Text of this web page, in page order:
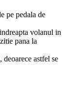
pe pedala de
volanul in
pana la
astfel se